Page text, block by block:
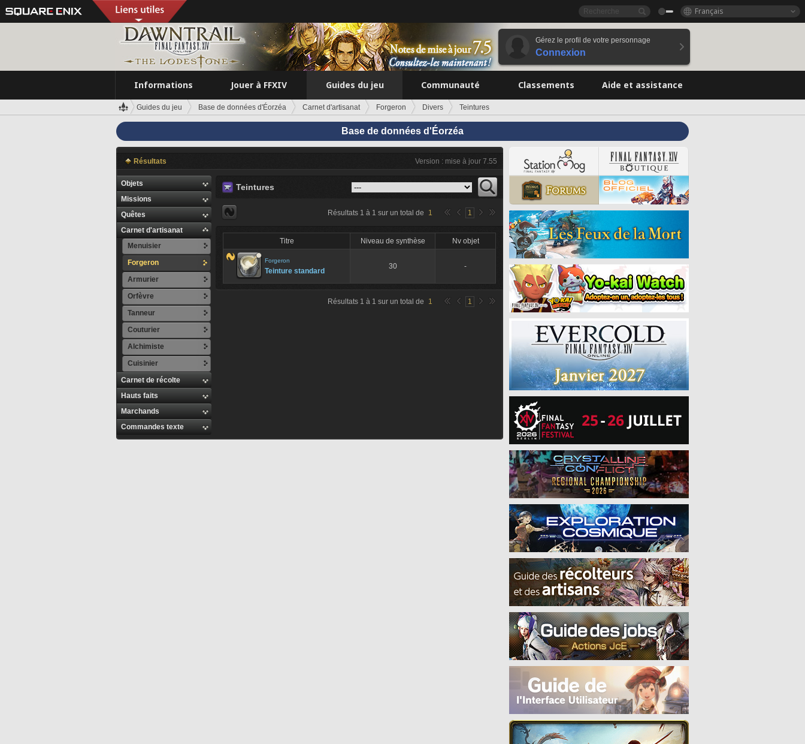
Français
Gérez le profil de votre personnage
Connexion
Informations Jouer à FFXIV Guides du jeu Communauté Classements Aide et assistance
Guides du jeu Base de données d'Éorzéa Carnet d'artisanat Forgeron Divers Teintures
Base de données d'Éorzéa
Résultats Version : mise à jour 7.55
Objets
Missions
Quêtes
Carnet d'artisanat
Menuisier
Forgeron
Armurier
Orfèvre
Tanneur
Couturier
Alchimiste
Cuisinier
Carnet de récolte
Hauts faits
Marchands
Commandes texte
Teintures
Résultats 1 à 1 sur un total de 1 1
Titre Niveau de synthèse Nv objet
Forgeron
Teinture standard
30 -
Résultats 1 à 1 sur un total de 1 1